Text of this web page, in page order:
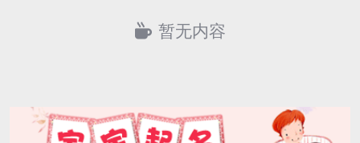
暂无内容